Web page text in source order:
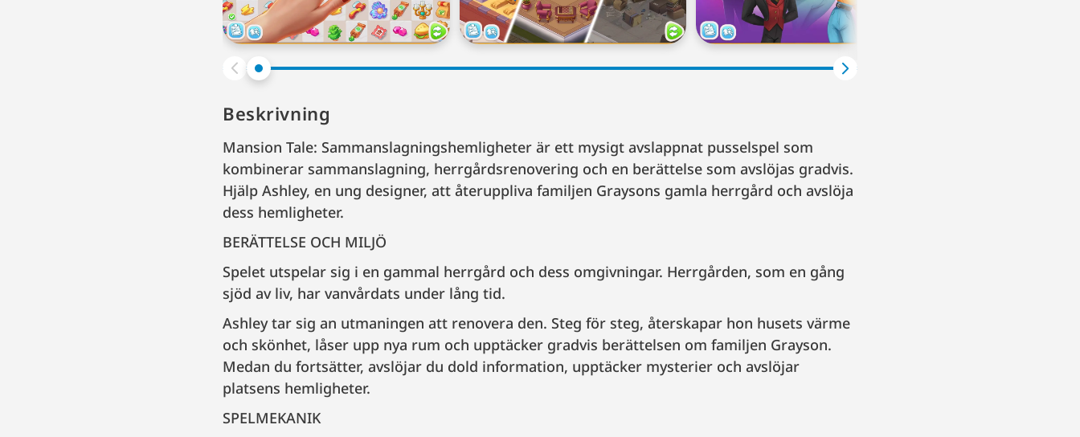
Beskrivning
Mansion Tale: Sammanslagningshemligheter är ett mysigt avslappnat pusselspel som
kombinerar sammanslagning, herrgårdsrenovering och en berättelse som avslöjas gradvis.
Hjälp Ashley, en ung designer, att återuppliva familjen Graysons gamla herrgård och avslöja
dess hemligheter.
BERÄTTELSE OCH MILJÖ
Spelet utspelar sig i en gammal herrgård och dess omgivningar. Herrgården, som en gång
sjöd av liv, har vanvårdats under lång tid.
Ashley tar sig an utmaningen att renovera den. Steg för steg, återskapar hon husets värme
och skönhet, låser upp nya rum och upptäcker gradvis berättelsen om familjen Grayson.
Medan du fortsätter, avslöjar du dold information, upptäcker mysterier och avslöjar
platsens hemligheter.
SPELMEKANIK